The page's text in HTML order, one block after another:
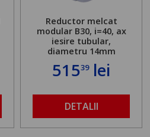
Reductor melcat
modular B30, i=40, ax
iesire tubular,
diametru 14mm
51539lei
DETALII